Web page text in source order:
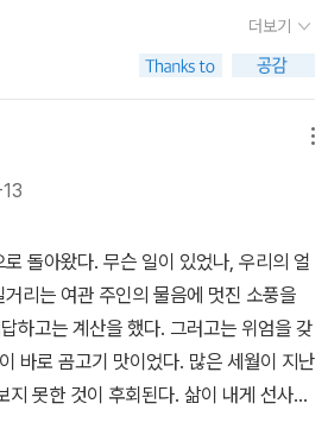
하다 불쌍하다따위의 1차적인감정 같은
도 못하게, 두텁고도 부드러운 장막을 치
대다수에 속했지만 그래도선량하다 자
미있다 따위의 편안한 감정을 마음껏 풀
게 하면서뛰어난 화학자로써 원소들을
정, 일이 모두 담긴서사시.이 두 가지를
저한 인문계 교육을 받은 고등학교 시절
잊어버린 화학 원소들과 그 성질들을 어
줄부터 사랑하게 된 이 책을 덮을 때까지
코 물러서지 않을 것처럼 떡 하니 내리
가슴 가장 밑의 어떤 것을 달궈놓은 뜨
더보기
돌아왔다. 무슨 일이 있었나, 우리의 얼
리는 여관 주인의 물음에 멋진 소풍을
하고는 계산을 했다. 그러고는 위엄을 갖
바로 곰고기 맛이었다. 많은 세월이 지난
지 못한 것이 후회된다. 삶이 내게 선사한